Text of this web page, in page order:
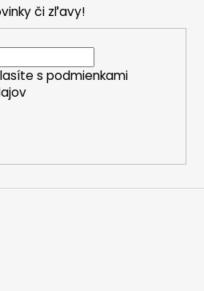
či zľavy!
s podmienkami